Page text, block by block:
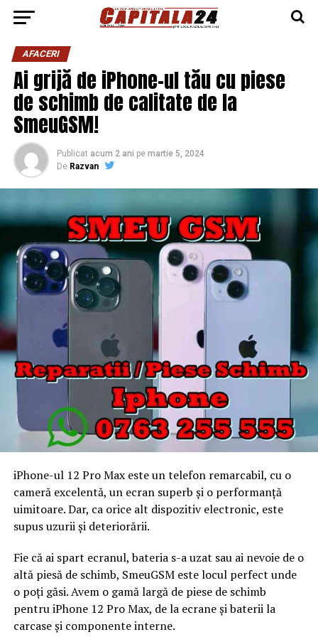
AFACERI
Ai grijă de iPhone-ul tău cu piese
de schimb de calitate de la
SmeuGSM!
Publicat acum 2 ani pe martie 5, 2024
De Razvan
iPhone-ul 12 Pro Max este un telefon remarcabil, cu o
cameră excelentă, un ecran superb și o performanță
uimitoare. Dar, ca orice alt dispozitiv electronic, este
supus uzurii și deteriorării.
Fie că ai spart ecranul, bateria s-a uzat sau ai nevoie de o
altă piesă de schimb, SmeuGSM este locul perfect unde
o poți găsi. Avem o gamă largă de piese de schimb
pentru iPhone 12 Pro Max, de la ecrane și baterii la
carcase și componente interne.